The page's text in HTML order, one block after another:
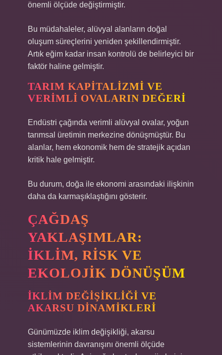
önemli ölçüde değiştirmiştir.
Bu müdahaleler, alüvyal alanların doğal
oluşum süreçlerini yeniden şekillendirmiştir.
Artık eğim kadar insan kontrolü de belirleyici bir
faktör haline gelmiştir.
TARIM KAPITALIZMI VE
VERIMLI OVALARIN DEĞERI
Endüstri çağında verimli alüvyal ovalar, yoğun
tarımsal üretimin merkezine dönüşmüştür. Bu
alanlar, hem ekonomik hem de stratejik açıdan
kritik hale gelmiştir.
Bu durum, doğa ile ekonomi arasındaki ilişkinin
daha da karmaşıklaştığını gösterir.
ÇAĞDAŞ
YAKLAŞIMLAR:
İKLIM, RISK VE
EKOLOJIK DÖNÜŞÜM
İKLIM DEĞIŞIKLIĞI VE
AKARSU DINAMIKLERI
Günümüzde iklim değişikliği, akarsu
sistemlerinin davranışını önemli ölçüde